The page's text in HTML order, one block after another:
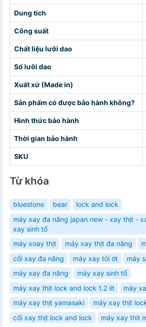
Dung tích
Công suất
Chất liệu lưỡi dao
Số lưỡi dao
Xuất xứ (Made in)
Sản phẩm có được bảo hành không?
Hình thức bảo hành
Thời gian bảo hành
SKU
Từ khóa
bluestone bear
lock and lock
máy xay đa năng japan new - xay thịt -
xay sinh tố
máy xoay thịt
máy xay thịt đa năng
cối xay đa năng
máy xay tỏi ớt
máy
máy xay đa năng
máy xay sinh tố
máy xay thịt lock and lock 1.2 lit
máy
máy xay thịt yamasaki
máy xay thịt
cối xay thịt lock and lock
máy xay thit